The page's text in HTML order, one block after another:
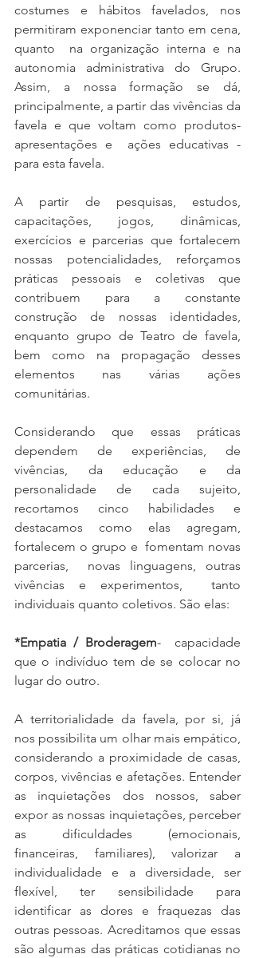
costumes e hábitos favelados, nos
permitiram exponenciar tanto em cena,
quanto  na organização interna e na
autonomia administrativa do Grupo.
Assim, a nossa formação se dá,
principalmente, a partir das vivências da
favela e que voltam como produtos-
apresentações e  ações educativas -
para esta favela.
A partir de pesquisas, estudos,
capacitações, jogos, dinâmicas,
exercícios e parcerias que fortalecem
nossas potencialidades, reforçamos
práticas pessoais e coletivas que
contribuem para a constante
construção de nossas identidades,
enquanto grupo de Teatro de favela,
bem como na propagação desses
elementos nas várias ações
comunitárias.
Considerando que essas práticas
dependem de experiências, de
vivências, da educação e da
personalidade de cada sujeito,
recortamos cinco habilidades e
destacamos como elas agregam,
fortalecem o grupo e  fomentam novas
parcerias,  novas linguagens, outras
vivências e experimentos,  tanto
individuais quanto coletivos. São elas:
*Empatia / Broderagem-  capacidade
que o indivíduo tem de se colocar no
lugar do outro.
A territorialidade da favela, por si, já
nos possibilita um olhar mais empático,
considerando a proximidade de casas,
corpos, vivências e afetações. Entender
as inquietações dos nossos, saber
expor as nossas inquietações, perceber
as dificuldades (emocionais,
financeiras, familiares), valorizar a
individualidade e a diversidade, ser
flexível, ter sensibilidade para
identificar as dores e fraquezas das
outras pessoas. Acreditamos que essas
são algumas das práticas cotidianas no